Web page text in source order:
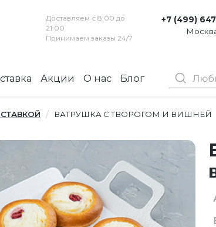
Доставляем с 8:00 до
21:00
Принимаем заказы 24/7
+7 (499)
Акции О нас Блог Контакты
ВАТРУШКА С ТВОРОГОМ И ВИШНЕЙ